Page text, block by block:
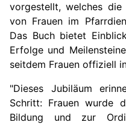
vorgestellt, welches die
von Frauen im
Das Buch bietet
Erfolge und
seitdem Frauen offiziell
"Dieses Jubiläum
Schritt: Frauen wurde
Bildung und zur